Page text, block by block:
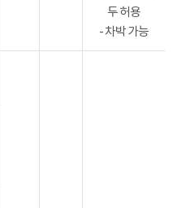
두 허용
- 차박 가능